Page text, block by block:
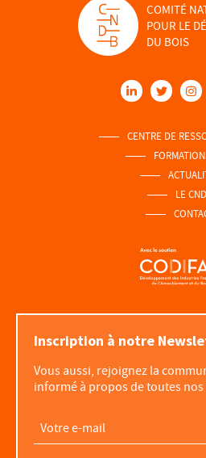
COMITÉ
POUR LE
DU BOIS
CENTRE DE
LE
Inscription à notre
Vous aussi, rejoignez la
informé à propos de toutes